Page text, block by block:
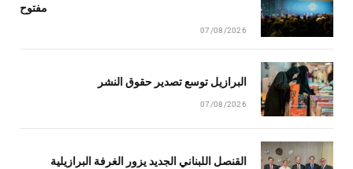
مفتوح
07/08/2026
البرازيل توسع تصدير حقوق النشر
07/08/2026
القنصل اللبناني الجديد يزور الغرفة البرازيلية